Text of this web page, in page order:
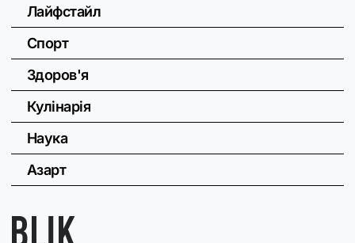
Лайфстайл
Спорт
Здоров'я
Кулінарія
Наука
Азарт